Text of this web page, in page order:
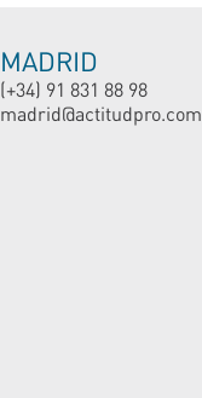
MADRID
(+34) 91 831 88 98
madrid@actitudpro.com